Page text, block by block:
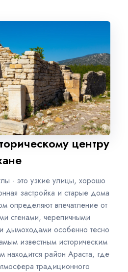
центру
- это узкие улицы, хорошо
застройка и старые дома
определяют впечатление от
стенами, черепичными
дымоходами особенно тесно
известным историческим
находится район Араста, где
традиционного